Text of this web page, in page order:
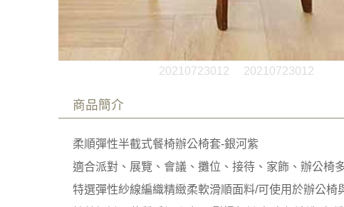
20210723012 20210723012
商品簡介
柔順彈性半截式餐椅辦公椅套-銀河紫
適合派對、展覽、會議、攤位、接待、家飾、辦公椅
特選彈性紗線編織精緻柔軟滑順面料/可使用於辦公椅